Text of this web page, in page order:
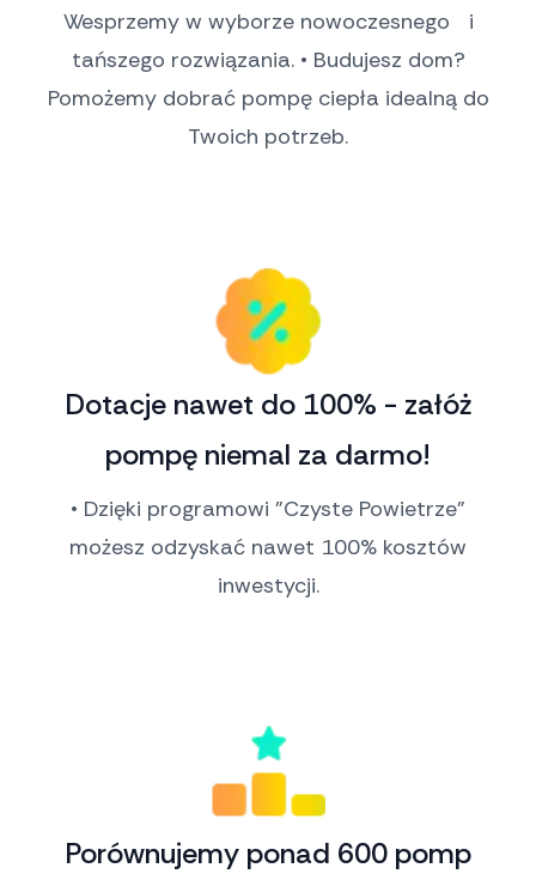
Wesprzemy w wyborze nowoczesnego i
tańszego rozwiązania. • Budujesz dom?
Pomożemy dobrać pompę ciepła idealną do
Twoich potrzeb.
Dotacje nawet do 100% - załóż
pompę niemal za darmo!
• Dzięki programowi "Czyste Powietrze"
możesz odzyskać nawet 100% kosztów
inwestycji.
Porównujemy ponad 600 pomp